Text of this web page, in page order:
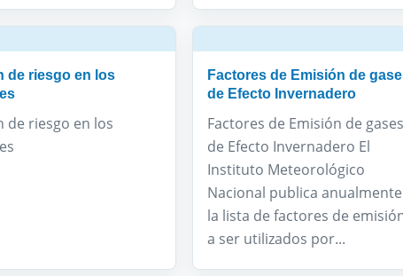
de riesgo en los
de riesgo en los
Factores de Emisión de
de Efecto Invernadero
Factores de Emisión de gases
de Efecto Invernadero El
Instituto Meteorológico
Nacional publica anualmente
la lista de factores de
a ser utilizados por...